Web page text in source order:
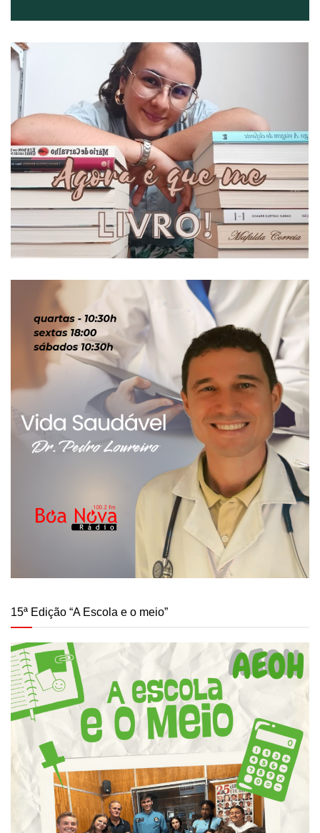
15ª Edição “A Escola e o meio”